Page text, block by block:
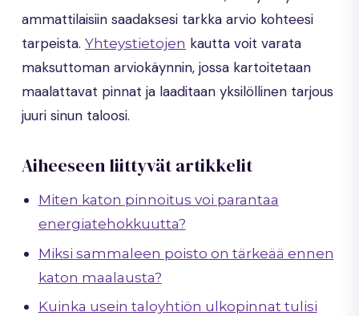
ammattilaisiin saadaksesi tarkka arvio kohteesi
tarpeista.Yhteystietojen kautta voit varata
maksuttoman arviokäynnin, jossa kartoitetaan
maalattavat pinnat ja laaditaan yksilöllinen tarjous
juuri sinun taloosi.
Aiheeseen liittyvät artikkelit
Miten katon pinnoitus voi parantaa
energiatehokkuutta?
Miksi sammaleen poisto on tärkeää ennen
katon maalausta?
Kuinka usein taloyhtiön ulkopinnat tulisi